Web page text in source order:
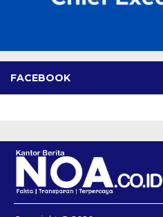
FACEBOOK